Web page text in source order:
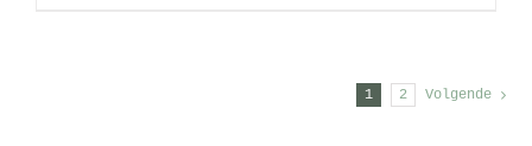
1 2 Volgende